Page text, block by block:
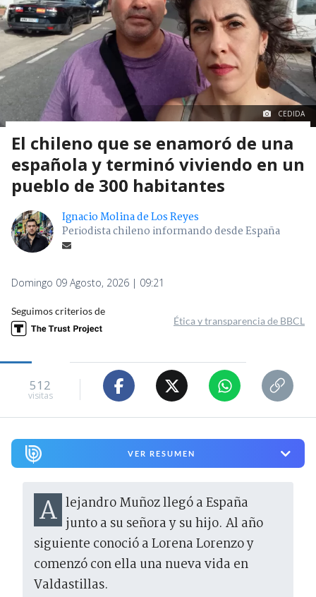
CEDIDA
El chileno que se enamoró de una
española y terminó viviendo en un
pueblo de 300 habitantes
Ignacio Molina de Los Reyes
Periodista chileno informando desde España
Domingo 09 Agosto, 2026 | 09:21
Seguimos criterios de
Ética y transparencia de BBCL
512
visitas
VER RESUMEN
Alejandro Muñoz llegó a España junto a su señora y su hijo. Al año
siguiente conoció a Lorena Lorenzo y
comenzó con ella una nueva vida en
Valdastillas.